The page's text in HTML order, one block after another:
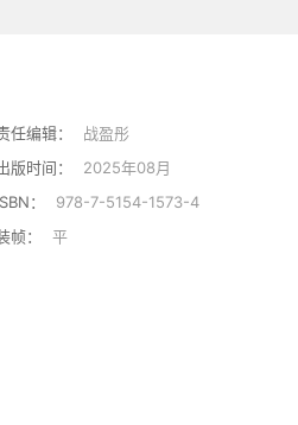
任编辑：
战盈彤
版时间：
2025年08月
：
978-7-5154-1573-4
帧：
平